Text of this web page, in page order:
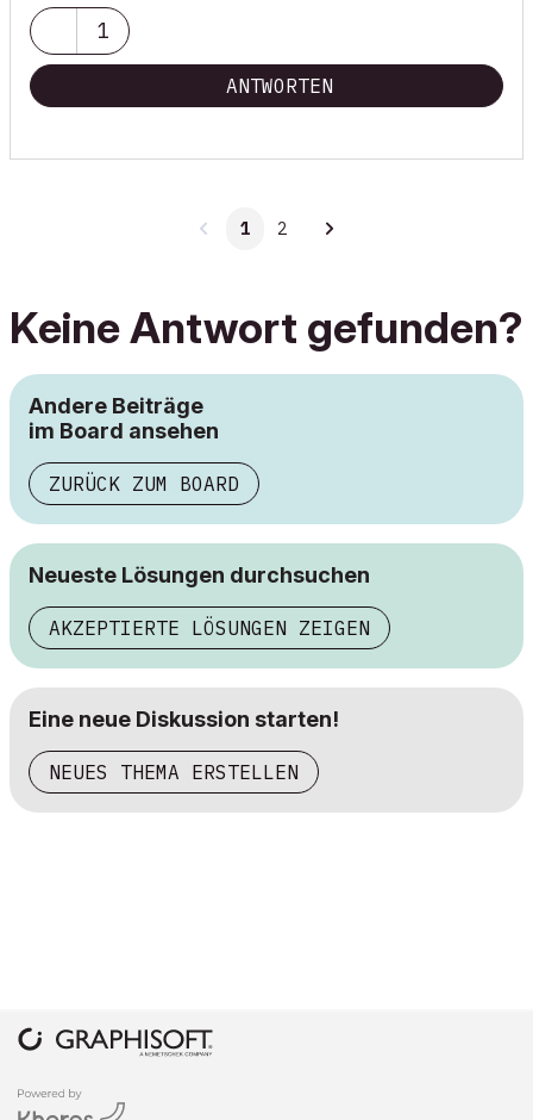
1
ANTWORTEN
1 2
Keine Antwort gefunden?
Andere Beiträge
im Board ansehen
ZURÜCK ZUM BOARD
Neueste Lösungen durchsuchen
AKZEPTIERTE LÖSUNGEN ZEIGEN
Eine neue Diskussion starten!
NEUES THEMA ERSTELLEN